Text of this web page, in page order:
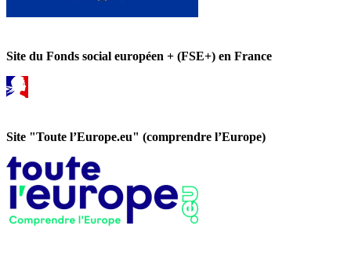
Site du Fonds social européen + (FSE+) en France
Site "Toute l’Europe.eu" (comprendre l’Europe)